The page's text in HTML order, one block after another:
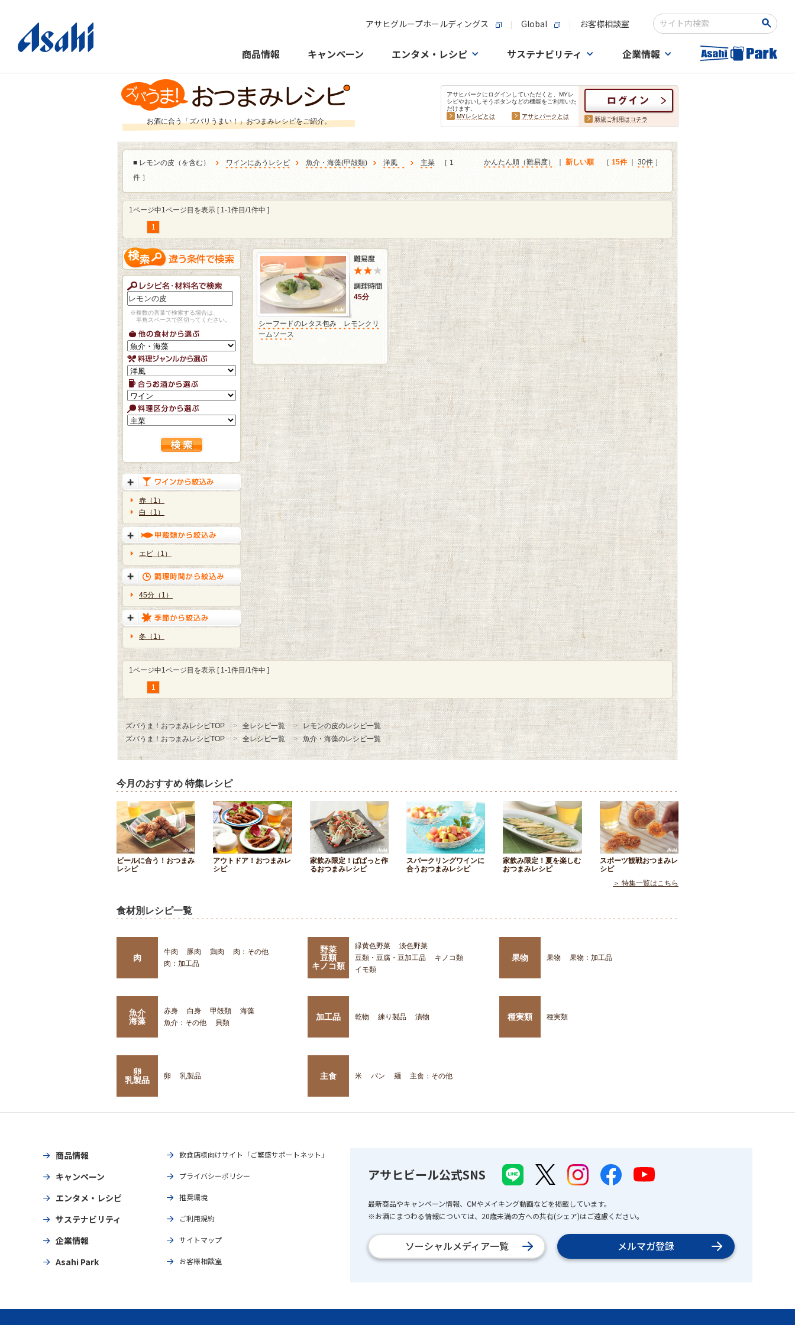
アサヒグループホールディングス Global お客様相談室
検索キーワード入力
商品情報 キャンペーン エンタメ・レシピ サステナビリティ 企業情報
お酒に合う「ズバリうまい！」おつまみレシピをご紹介。
アサヒパークにログインしていただくと、MYレ
シピやおいしそうボタンなどの機能をご利用いた
だけます。
MYレシピとは
アサヒパークとは 新規ご利用はコチラ
■ レモンの皮（を含む） ワインにあうレシピ 魚介・海藻(甲殻類) 洋風 主菜
［ 1
件 ］
かんたん順（難易度） 新しい順 ［ 15件｜ 30件 ］
1ページ中1ページ目を表示 [ 1-1件目/1件中 ]
1
※複数の言葉で検索する場合は、
半角スペースで区切ってください。
赤（1）
白（1）
エビ（1）
45分（1）
冬（1）
45分
シーフードのレタス包み レモンクリ
ームソース
1ページ中1ページ目を表示 [ 1-1件目/1件中 ]
1
ズバうま！おつまみレシピTOP 全レシピ一覧
レモンの皮のレシピ一覧
ズバうま！おつまみレシピTOP
全レシピ一覧 魚介・海藻のレシピ一覧
今月のおすすめ 特集レシピ
ビールに合う！おつまみ
レシピ
アウトドア！おつまみレ
シピ
家飲み限定！ぱぱっと作
るおつまみレシピ
スパークリングワインに
合うおつまみレシピ
家飲み限定！夏を楽しむ
おつまみレシピ
スポーツ観戦おつまみレ
シピ
＞ 特集一覧はこちら
食材別レシピ一覧
肉
牛肉 豚肉 鶏肉
肉：その他
肉：加工品
野菜
豆類
キノコ類
緑黄色野菜
淡色野菜
豆類・豆腐・豆加工品
キノコ類
イモ類
果物 果物 果物：加工品
魚介
海藻
赤身 白身 甲殻類
海藻
魚介：その他
貝類
加工品 乾物 練り製品 漬物 種実類 種実類
卵
乳製品
卵 乳製品 主食 米 パン 麺 主食：その他
商品情報
キャンペーン
エンタメ・レシピ
サステナビリティ
企業情報
Asahi Park
飲食店様向けサイト「ご繁盛サポートネット」
プライバシーポリシー
推奨環境
ご利用規約
サイトマップ
お客様相談室
アサヒビール公式SNS
最新商品やキャンペーン情報、CMやメイキング動画などを掲載しています。
※お酒にまつわる情報については、20歳未満の方への共有(シェア)はご遠慮ください。
ソーシャルメディア一覧 メルマガ登録